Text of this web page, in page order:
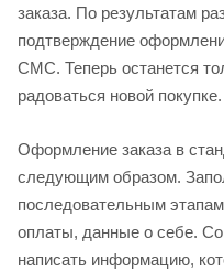
заказа. По результатам
подтверждение
СМС. Теперь останется
радоваться новой покупке.
Оформление заказа в
следующим образом.
последовательным
оплаты, данные о себе.
написать информацию,